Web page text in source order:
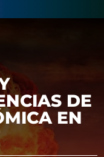
DE
EN